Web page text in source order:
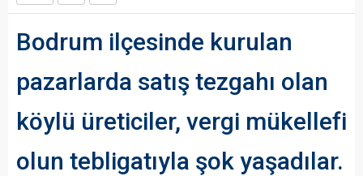
Bodrum ilçesinde kurulan
pazarlarda satış tezgahı olan
köylü üreticiler, vergi mükellefi
olun tebligatıyla şok yaşadılar.